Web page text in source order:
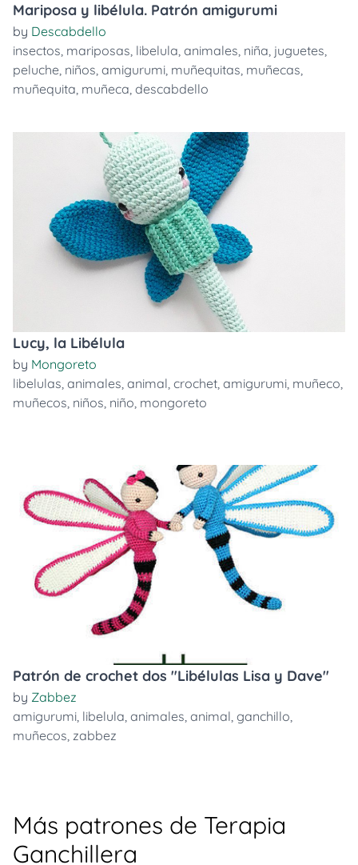
Mariposa y libélula. Patrón amigurumi
by Descabdello
insectos, mariposas, libelula, animales, niña, juguetes,
peluche, niños, amigurumi, muñequitas, muñecas,
muñequita, muñeca, descabdello
Lucy, la Libélula
by Mongoreto
libelulas, animales, animal, crochet, amigurumi, muñeco,
muñecos, niños, niño, mongoreto
Patrón de crochet dos "Libélulas Lisa y Dave"
by Zabbez
amigurumi, libelula, animales, animal, ganchillo,
muñecos, zabbez
Más patrones de Terapia
Ganchillera